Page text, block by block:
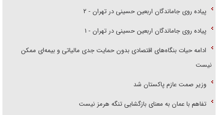
پیاده روی جاماندگان اربعین حسینی در تهران - ۲
پیاده روی جاماندگان اربعین حسینی در تهران - ۱
ادامه حیات بنگاه‌های اقتصادی بدون حمایت جدی مالیاتی و بیمه‌ای ممکن
نیست
وزیر صمت عازم پاکستان شد
تفاهم با عمان به معنای بازگشایی تنگه هرمز نیست